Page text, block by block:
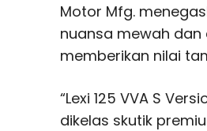
Motor Mfg.
nuansa mewah dan
memberikan nilai
“Lexi 125 VVA S
dikelas skutik